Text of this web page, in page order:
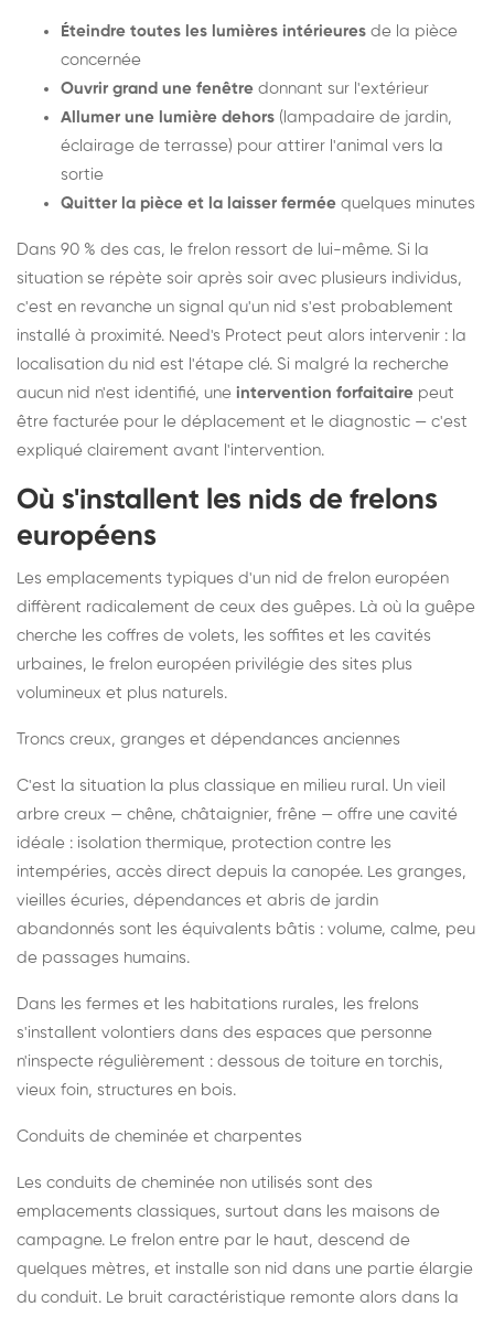
Éteindre toutes les lumières intérieures de la pièce
concernée
Ouvrir grand une fenêtre donnant sur l'extérieur
Allumer une lumière dehors (lampadaire de jardin,
éclairage de terrasse) pour attirer l'animal vers la
sortie
Quitter la pièce et la laisser fermée quelques minutes
Dans 90 % des cas, le frelon ressort de lui-même. Si la
situation se répète soir après soir avec plusieurs individus,
c'est en revanche un signal qu'un nid s'est probablement
installé à proximité. Need's Protect peut alors intervenir : la
localisation du nid est l'étape clé. Si malgré la recherche
aucun nid n'est identifié, une intervention forfaitaire peut
être facturée pour le déplacement et le diagnostic — c'est
expliqué clairement avant l'intervention.
Où s'installent les nids de frelons
européens
Les emplacements typiques d'un nid de frelon européen
diffèrent radicalement de ceux des guêpes. Là où la guêpe
cherche les coffres de volets, les soffites et les cavités
urbaines, le frelon européen privilégie des sites plus
volumineux et plus naturels.
Troncs creux, granges et dépendances anciennes
C'est la situation la plus classique en milieu rural. Un vieil
arbre creux — chêne, châtaignier, frêne — offre une cavité
idéale : isolation thermique, protection contre les
intempéries, accès direct depuis la canopée. Les granges,
vieilles écuries, dépendances et abris de jardin
abandonnés sont les équivalents bâtis : volume, calme, peu
de passages humains.
Dans les fermes et les habitations rurales, les frelons
s'installent volontiers dans des espaces que personne
n'inspecte régulièrement : dessous de toiture en torchis,
vieux foin, structures en bois.
Conduits de cheminée et charpentes
Les conduits de cheminée non utilisés sont des
emplacements classiques, surtout dans les maisons de
campagne. Le frelon entre par le haut, descend de
quelques mètres, et installe son nid dans une partie élargie
du conduit. Le bruit caractéristique remonte alors dans la